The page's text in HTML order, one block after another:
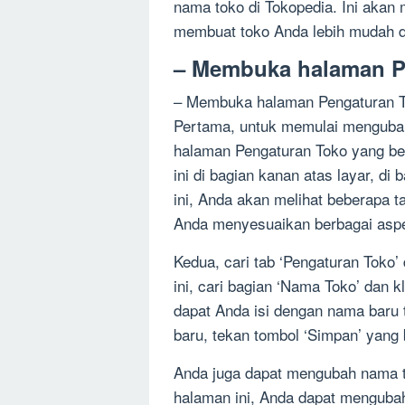
nama toko di Tokopedia. Ini
membuat toko Anda lebih mudah
– Membuka halaman
– Membuka halaman Pengaturan
Pertama, untuk memulai
halaman Pengaturan Toko yang
ini di bagian kanan atas layar, di
ini, Anda akan melihat beberapa
Anda menyesuaikan berbagai
Kedua, cari tab ‘Pengaturan
ini, cari bagian ‘Nama Toko’
dapat Anda isi dengan nama
baru, tekan tombol ‘Simpan’
Anda juga dapat mengubah
halaman ini, Anda dapat